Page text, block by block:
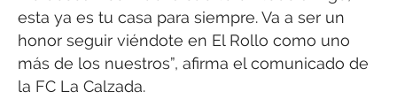
esta ya es tu casa para siempre. Va a ser un
honor seguir viéndote en El Rollo como uno
más de los nuestros”, afirma el comunicado de
la FC La Calzada.